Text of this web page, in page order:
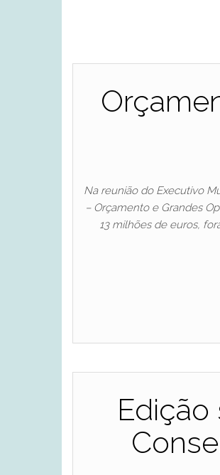
Na reunião do Executivo
– Orçamento e Grandes
13 milhões de euros,
Edição